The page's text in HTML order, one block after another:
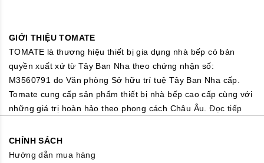
GIỚI THIỆU TOMATE
TOMATE là thương hiệu thiết bị gia dụng nhà bếp có bản
quyền xuất xứ từ Tây Ban Nha theo chứng nhận số:
M3560791 do Văn phòng Sở hữu trí tuệ Tây Ban Nha cấp.
Tomate cung cấp sản phẩm thiết bị nhà bếp cao cấp cùng với
những giá trị hoàn hảo theo phong cách Châu Âu.Đọc tiếp
CHÍNH SÁCH
Hướng dẫn mua hàng